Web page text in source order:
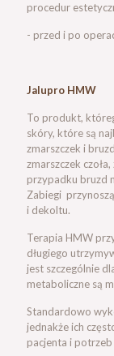
procedur
- przed i po
Jalupro HMW
To produkt,
skóry, które są
zmarszczek i
zmarszczek
przypadku bruzd
Zabiegi
i dekoltu.
Terapia HMW
długiego
jest szczególnie
metaboliczne są
Standardowo
jednakże ich
pacjenta i